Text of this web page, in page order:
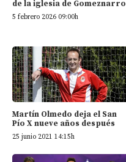
de la iglesia de Gomeznarro
5 febrero 2026 09:00h
Martín Olmedo deja el San
Pío X nueve años después
25 junio 2021 14:15h